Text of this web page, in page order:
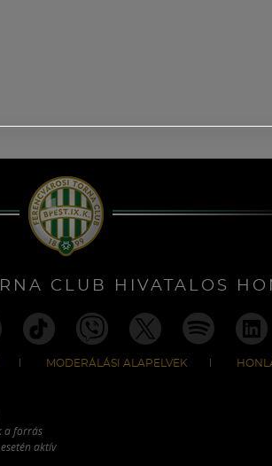
CLUB HIVATALOS
MODERÁLÁSI ALAPELVEK
a forrás
aktív